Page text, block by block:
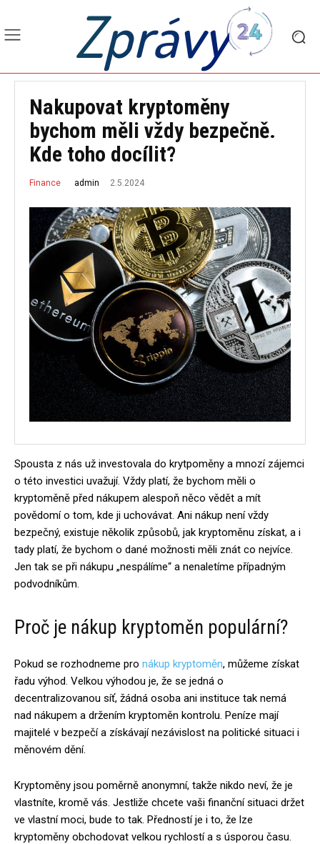
Zprávy
Nakupovat kryptoměny
bychom měli vždy bezpečně.
Kde toho docílit?
Finance admin 2.5.2024
Spousta z nás už investovala do krytpoměny a mnozí zájemci
o této investici uvažují. Vždy platí, že bychom měli o
kryptoměně před nákupem alespoň něco vědět a mít
povědomí o tom, kde ji uchovávat. Ani nákup není vždy
bezpečný, existuje několik způsobů, jak kryptoměnu získat, a i
tady platí, že bychom o dané možnosti měli znát co nejvíce.
Jen tak se při nákupu „nespálíme“ a nenaletíme případným
podvodníkům.
Proč je nákup kryptoměn populární?
Pokud se rozhodneme pro nákup kryptoměn, můžeme získat
řadu výhod. Velkou výhodou je, že se jedná o
decentralizovanou síť, žádná osoba ani instituce tak nemá
nad nákupem a držením kryptoměn kontrolu. Peníze mají
majitelé v bezpečí a získávají nezávislost na politické situaci i
měnovém dění.
Kryptoměny jsou poměrně anonymní, takže nikdo neví, že je
vlastníte, kromě vás. Jestliže chcete vaši finanční situaci držet
ve vlastní moci, bude to tak. Předností je i to, že lze
kryptoměny obchodovat velkou rychlostí a s úsporou času.